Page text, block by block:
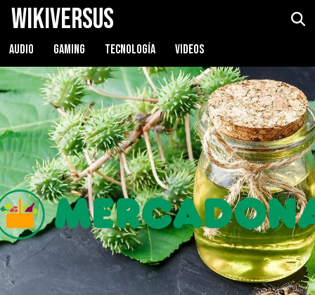
WikiVersus
AUDIO GAMING TECNOLOGÍA VIDEOS